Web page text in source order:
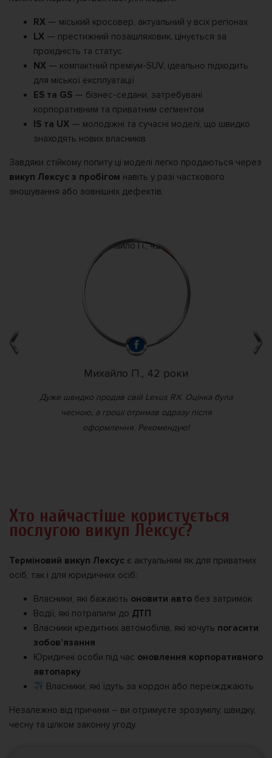
RX — міський кросовер, актуальний у всіх регіонах
LX — престижний позашляховик, цінується за
прохідність та статус
NX — компактний преміум-SUV, ідеально підходить
для міської експлуатації
ES та GS — бізнес-седани, затребувані
корпоративним та приватним сегментом
IS та UX — молодіжні та сучасні моделі, що швидко
знаходять нових власників
Завдяки стійкому попиту ці моделі легко продаються через
викуп Лексус з пробігом навіть у разі часткового
зношування або зовнішніх дефектів. ️
Михайло П., 42 роки
Дуже швидко продав свій Lexus RX. Оцінка була
чесною, а гроші отримав одразу після
оформлення. Рекомендую!
Хто найчастіше користується
послугою викуп Лексус?
Терміновий викуп Лексус є актуальним як для приватних
осіб, так і для юридичних осіб:
Власники, які бажають оновити авто без затримок
Водії, які потрапили до ДТП
Власники кредитних автомобілів, які хочуть погасити
зобов’язання
Юридичні особи під час оновлення корпоративного
автопарку
Власники, які їдуть за кордон або переїжджають
Незалежно від причини – ви отримуєте зрозумілу, швидку,
чесну та цілком законну угоду.